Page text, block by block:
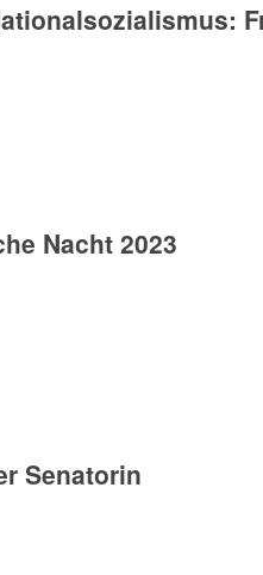
Nacht 2023
Senatorin